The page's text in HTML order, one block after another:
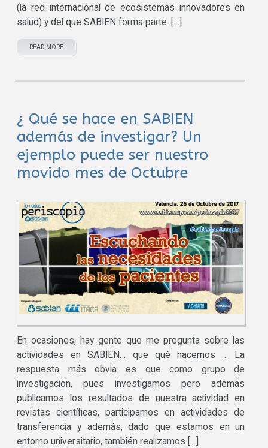
(la red internacional de ecosistemas innovadores en
salud) y del que SABIEN forma parte. […]
READ MORE
¿ Qué se hace en SABIEN
además de investigar? Un
ejemplo puede ser nuestro
movido mes de Octubre
En ocasiones, hay gente que me pregunta sobre las
actividades en SABIEN… que qué hacemos … La
respuesta más obvia es que como grupo de
investigación, pues investigamos pero además
publicamos los resultados de nuestra actividad en
revistas científicas, participamos en actividades de
transferencia y además, dado que estamos en un
entorno universitario, también realizamos […]